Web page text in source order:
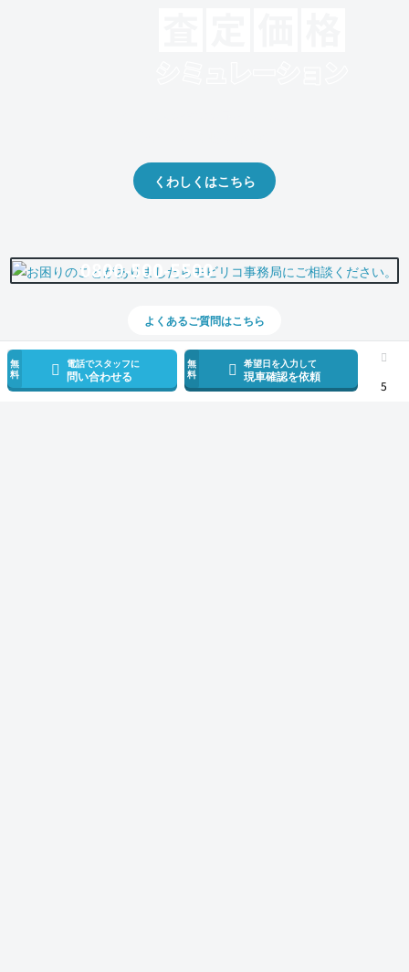
無
料
電話でスタッフに
問い合わせる
無
料
希望日を入力して
現車確認を依頼
5
くわしくはこちら
0800-500-5500
よくあるご質問はこちら